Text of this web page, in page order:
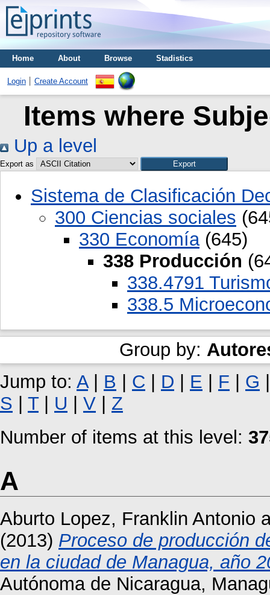
Home About Browse Stadistics
Login Create Account
Items where
Up a level
Export as
Sistema de Clasificación
300 Ciencias sociales
330 Economía(645)
338 Producción
338.4791
338.5
Group by:
Jump to: A| B | C | D | E | F | G
S | T| U | V | Z
Number of items at this level:
A
Aburto Lopez, Franklin Antonio
(2013) Proceso de producción
en la ciudad de Managua, año
Autónoma de Nicaragua,